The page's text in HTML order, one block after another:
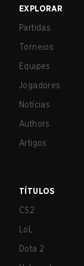
EXPLORAR
Partidas
Torneios
Equipes
Jogadores
Notícias
Authors
Artigos
TÍTULOS
CS2
LoL
Dota 2